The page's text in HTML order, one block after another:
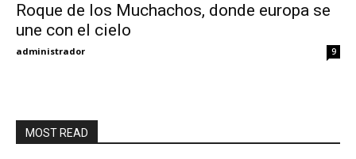
Roque de los Muchachos, donde europa se
une con el cielo
administrador 9
MOST READ